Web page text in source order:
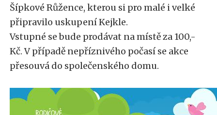
Šípkové Růžence, kterou si pro malé i velké
připravilo uskupení Kejkle.
Vstupné se bude prodávat na místě za 100,-
Kč. V případě nepříznivého počasí se akce
přesouvá do společenského domu.